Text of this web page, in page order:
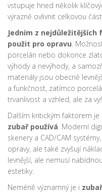
vstupuje hned několik
výrazně ovlivnit celkovou
Jedním z
použit pro opravu.
porcelán nebo dokonce
výhody a nevýhody, a
materiály jsou obecně
a funkčnost, zatímco
trvanlivost a vzhled, ale za
Dalším kritickým faktorem je
zubař používá. Moderní
skenery a CAD/CAM
opravy, ale také zvyšují
levnější, ale nemusí
estetiky.
Neméně významný je i